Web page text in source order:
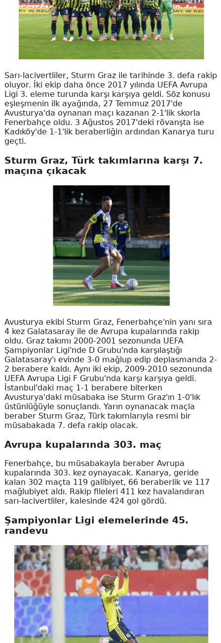
Sarı-lacivertliler, Sturm Graz ile tarihinde 3. defa rakip
oluyor. İki ekip daha önce 2017 yılında UEFA Avrupa
Ligi 3. eleme turunda karşı karşıya geldi. Söz konusu
eşleşmenin ilk ayağında, 27 Temmuz 2017'de
Avusturya'da oynanan maçı kazanan 2-1'lik skorla
Fenerbahçe oldu. 3 Ağustos 2017'deki rövanşta ise
Kadıköy'de 1-1'lik beraberliğin ardından Kanarya turu
geçti.
Sturm Graz, Türk takımlarına karşı 7.
maçına çıkacak
Avusturya ekibi Sturm Graz, Fenerbahçe'nin yanı sıra
4 kez Galatasaray ile de Avrupa kupalarında rakip
oldu. Graz takımı 2000-2001 sezonunda UEFA
Şampiyonlar Ligi'nde D Grubu'nda karşılaştığı
Galatasaray'ı evinde 3-0 mağlup edip deplasmanda 2-
2 berabere kaldı. Aynı iki ekip, 2009-2010 sezonunda
UEFA Avrupa Ligi F Grubu'nda karşı karşıya geldi.
İstanbul'daki maç 1-1 berabere biterken
Avusturya'daki müsabaka ise Sturm Graz'ın 1-0'lık
üstünlüğüyle sonuçlandı. Yarın oynanacak maçla
beraber Sturm Graz, Türk takımlarıyla resmi bir
müsabakada 7. defa rakip olacak.
Avrupa kupalarında 303. maç
Fenerbahçe, bu müsabakayla beraber Avrupa
kupalarında 303. kez oynayacak. Kanarya, geride
kalan 302 maçta 119 galibiyet, 66 beraberlik ve 117
mağlubiyet aldı. Rakip fileleri 411 kez havalandıran
sarı-lacivertliler, kalesinde 424 gol gördü.
Şampiyonlar Ligi elemelerinde 45.
randevu